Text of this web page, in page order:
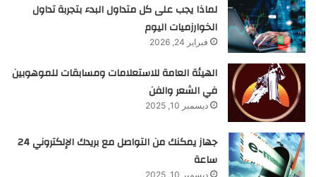
لماذا يجب على كل متداول البدء بتجربة تداول
الخوارزميات اليوم
فبراير 24, 2026
الهيئة العامة للاستعلامات ومسابقات للموهوبين
في الشعر والفن
ديسمبر 10, 2025
جهاز يمكنك من التواصل مع بريدك الإلكتروني 24
ساعة
ديسمبر 10, 2025